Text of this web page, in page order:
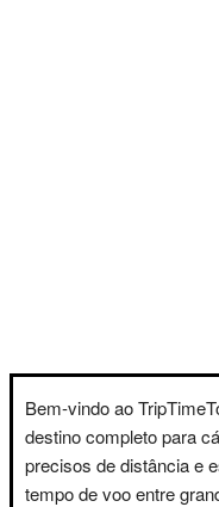
Bem-vindo ao
destino completo para
precisos de distância e
tempo de voo entre